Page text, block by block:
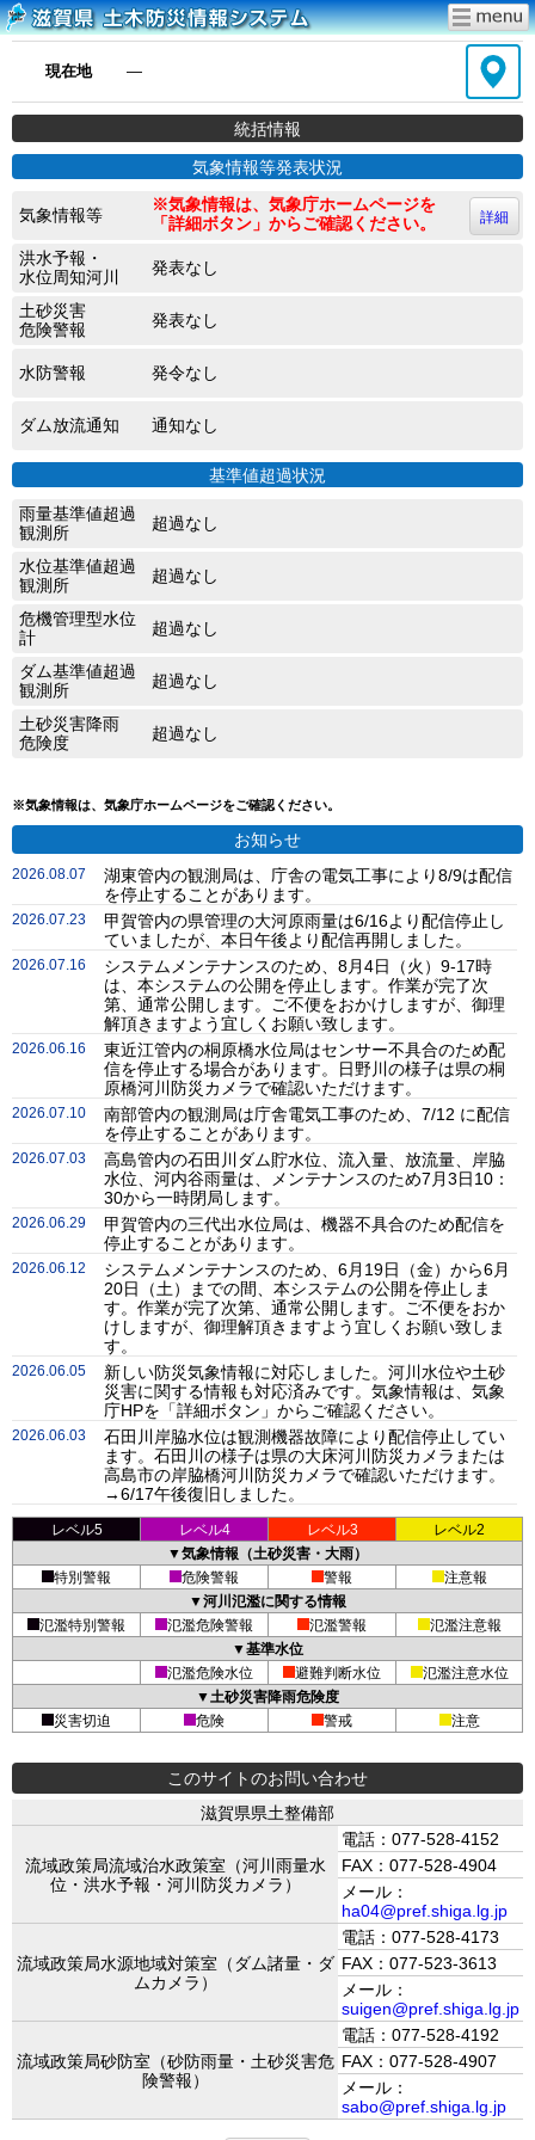
現在地 ―
統括情報
気象情報等発表状況
気象情報等
※気象情報は、気象庁ホームページを
「詳細ボタン」からご確認ください。
詳細
洪水予報・
水位周知河川
発表なし
土砂災害
危険警報
発表なし
水防警報 発令なし
ダム放流通知 通知なし
基準値超過状況
雨量基準値超過
観測所
超過なし
水位基準値超過
観測所
超過なし
危機管理型水位
計
超過なし
ダム基準値超過
観測所
超過なし
土砂災害降雨
危険度
超過なし
※気象情報は、気象庁ホームページをご確認ください。
お知らせ
2026.08.07
湖東管内の観測局は、庁舎の電気工事により8/9は配信
を停止することがあります。
2026.07.23
甲賀管内の県管理の大河原雨量は6/16より配信停止し
ていましたが、本日午後より配信再開しました。
2026.07.16
システムメンテナンスのため、8月4日（火）9-17時
は、本システムの公開を停止します。作業が完了次
第、通常公開します。ご不便をおかけしますが、御理
解頂きますよう宜しくお願い致します。
2026.06.16
東近江管内の桐原橋水位局はセンサー不具合のため配
信を停止する場合があります。日野川の様子は県の桐
原橋河川防災カメラで確認いただけます。
2026.07.10
南部管内の観測局は庁舎電気工事のため、7/12 に配信
を停止することがあります。
2026.07.03
高島管内の石田川ダム貯水位、流入量、放流量、岸脇
水位、河内谷雨量は、メンテナンスのため7月3日10：
30から一時閉局します。
2026.06.29
甲賀管内の三代出水位局は、機器不具合のため配信を
停止することがあります。
2026.06.12
システムメンテナンスのため、6月19日（金）から6月
20日（土）までの間、本システムの公開を停止しま
す。作業が完了次第、通常公開します。ご不便をおか
けしますが、御理解頂きますよう宜しくお願い致しま
す。
2026.06.05
新しい防災気象情報に対応しました。河川水位や土砂
災害に関する情報も対応済みです。気象情報は、気象
庁HPを「詳細ボタン」からご確認ください。
2026.06.03
石田川岸脇水位は観測機器故障により配信停止してい
ます。石田川の様子は県の大床河川防災カメラまたは
高島市の岸脇橋河川防災カメラで確認いただけます。
→6/17午後復旧しました。
レベル5 レベル4 レベル3
レベル2
▼気象情報（土砂災害・大雨）
特別警報
危険警報 警報
注意報
▼河川氾濫に関する情報
氾濫特別警報
氾濫危険警報 氾濫警報
氾濫注意報
▼基準水位
氾濫危険水位
避難判断水位
氾濫注意水位
▼土砂災害降雨危険度
災害切迫
危険 警戒 注意
このサイトのお問い合わせ
滋賀県県土整備部
流域政策局流域治水政策室（河川雨量水
位・洪水予報・河川防災カメラ）
電話：077-528-4152
FAX：077-528-4904
メール：
ha04@pref.shiga.lg.jp
流域政策局水源地域対策室（ダム諸量・ダ
ムカメラ）
電話：077-528-4173
FAX：077-523-3613
メール：
suigen@pref.shiga.lg.jp
流域政策局砂防室（砂防雨量・土砂災害危
険警報）
電話：077-528-4192
FAX：077-528-4907
メール：
sabo@pref.shiga.lg.jp